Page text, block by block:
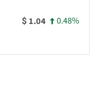
$ 1.04 0.48%